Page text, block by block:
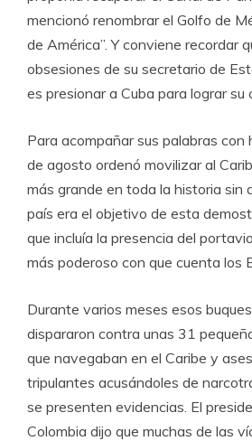
mencionó renombrar el Golfo de
de América”. Y conviene recordar
obsesiones de su secretario de
es presionar a Cuba para lograr su
Para acompañar sus palabras con
de agosto ordenó movilizar al
más grande en toda la historia sin
país era el objetivo de esta
que incluía la presencia del
más poderoso con que cuenta los
Durante varios meses esos
dispararon contra unas 31
que navegaban en el Caribe y
tripulantes acusándoles de
se presenten evidencias. El
Colombia dijo que muchas de las